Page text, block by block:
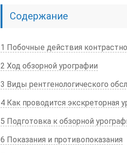
Содержание
1 Побочные действия
2 Ход обзорной урографии
3 Виды рентгенологического
4 Как проводится экскреторная
5 Подготовка к обзорной
6 Показания и противопоказания